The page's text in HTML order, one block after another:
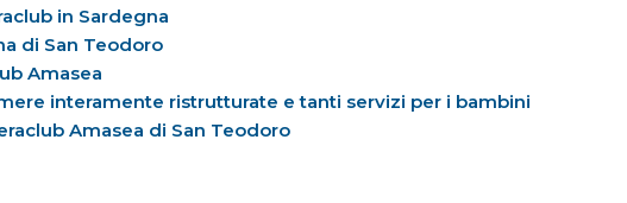
in Sardegna
di San Teodoro
Amasea
interamente ristrutturate e tanti servizi per i bambini
Amasea di San Teodoro